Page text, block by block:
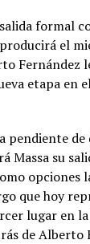
formal
el
Fernández
etapa en
pendiente
Massa su
opciones
que hoy
lugar en
de Alberto